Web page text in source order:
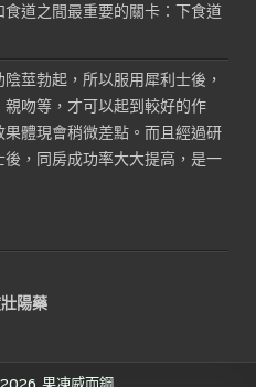
道之間最重要的關卡：下食道
莖勃起，所以服用犀利士後，
吻等，才可以起到較好的作
體現會稍微差點。而且經過研
，同房成功率大大提高，是一
陽藥